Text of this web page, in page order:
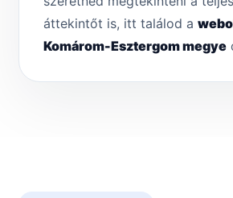
áttekintőt is, itt találod a
Komárom-Esztergom megye